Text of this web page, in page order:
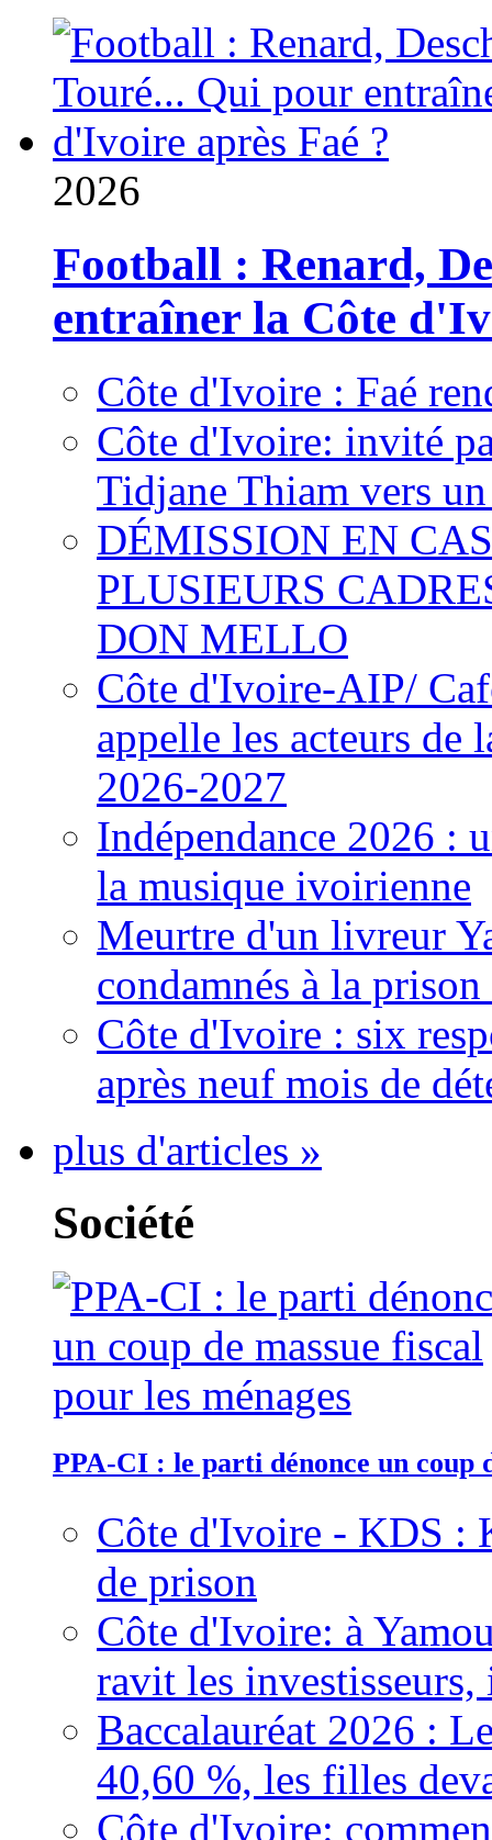
2026
Football : Renard,
entraîner la Côte
Côte d'Ivoire : Faé
Côte d'Ivoire: invité
Tidjane Thiam vers
DÉMISSION EN
PLUSIEURS
DON MELLO
Côte d'Ivoire-AIP/
appelle les acteurs de
2026-2027
Indépendance 2026 :
la musique ivoirienne
Meurtre d'un livreur
condamnés à la
Côte d'Ivoire : six
après neuf mois de
plus d'articles »
Société
PPA-CI : le parti dénonce un coup
Côte d'Ivoire - KDS :
de prison
Côte d'Ivoire: à
ravit les
Baccalauréat 2026 :
40,60 %, les filles
Côte d'Ivoire: